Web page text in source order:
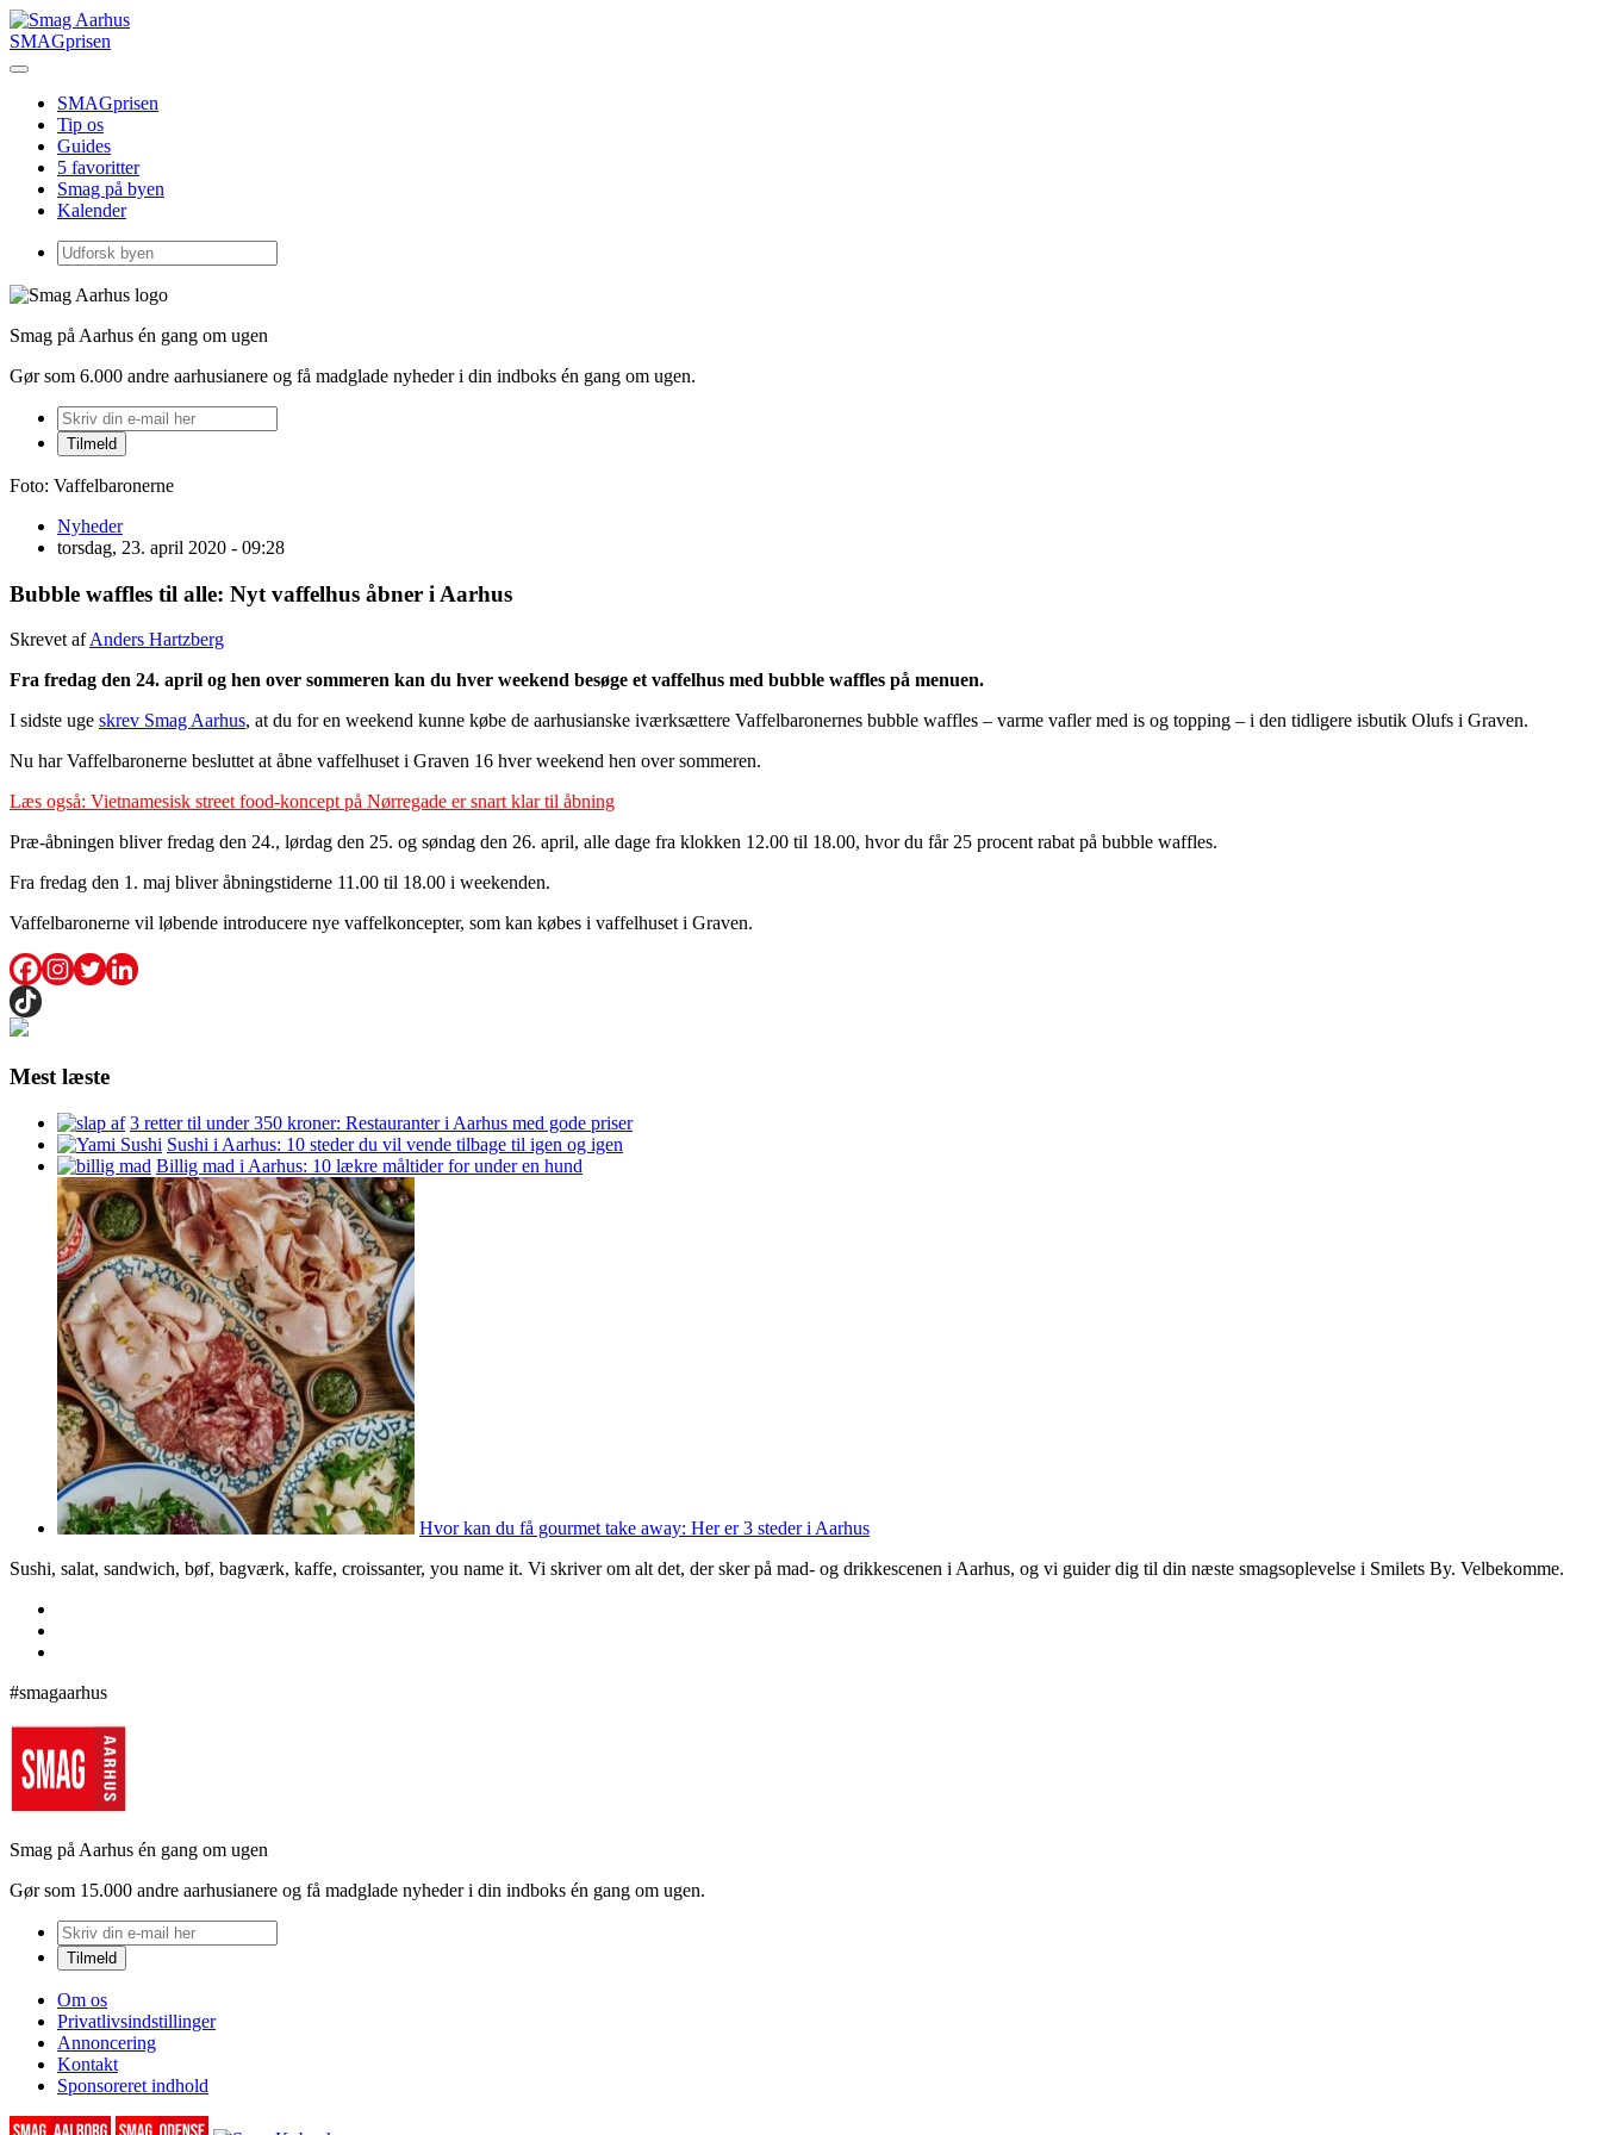
SMAGprisen
SMAGprisen
Tip os
Guides
5 favoritter
Smag på byen
Kalender
Smag på Aarhus én gang om ugen
Gør som 6.000 andre aarhusianere og få madglade nyheder i din indboks én gang om ugen.
Foto: Vaffelbaronerne
Nyheder
torsdag, 23. april 2020 - 09:28
Bubble waffles til alle: Nyt vaffelhus åbner i Aarhus
Skrevet afAnders Hartzberg
Fra fredag den 24. april og hen over sommeren kan du hver weekend besøge et vaffelhus med bubble waffles på menuen.
I sidste uge skrev Smag Aarhus, at du for en weekend kunne købe de aarhusianske iværksættere Vaffelbaronernes bubble waffles – varme vafler med is og topping – i den tidligere isbutik Olufs i Graven.
Nu har Vaffelbaronerne besluttet at åbne vaffelhuset i Graven 16 hver weekend hen over sommeren.
Læs også: Vietnamesisk street food-koncept på Nørregade er snart klar til åbning
Præ-åbningen bliver fredag den 24., lørdag den 25. og søndag den 26. april, alle dage fra klokken 12.00 til 18.00, hvor du får 25 procent rabat på bubble waffles.
Fra fredag den 1. maj bliver åbningstiderne 11.00 til 18.00 i weekenden.
Vaffelbaronerne vil løbende introducere nye vaffelkoncepter, som kan købes i vaffelhuset i Graven.
Mest læste
3 retter til under 350 kroner: Restauranter i Aarhus med gode priser
Sushi i Aarhus: 10 steder du vil vende tilbage til igen og igen
Billig mad i Aarhus: 10 lækre måltider for under en hund
Hvor kan du få gourmet take away: Her er 3 steder i Aarhus
Sushi, salat, sandwich, bøf, bagværk, kaffe, croissanter, you name it. Vi skriver om alt det, der sker på mad- og drikkescenen i Aarhus, og vi guider dig til din næste smagsoplevelse i Smilets By. Velbekomme.
#smagaarhus
Smag på Aarhus én gang om ugen
Gør som 15.000 andre aarhusianere og få madglade nyheder i din indboks én gang om ugen.
Om os
Privatlivsindstillinger
Annoncering
Kontakt
Sponsoreret indhold